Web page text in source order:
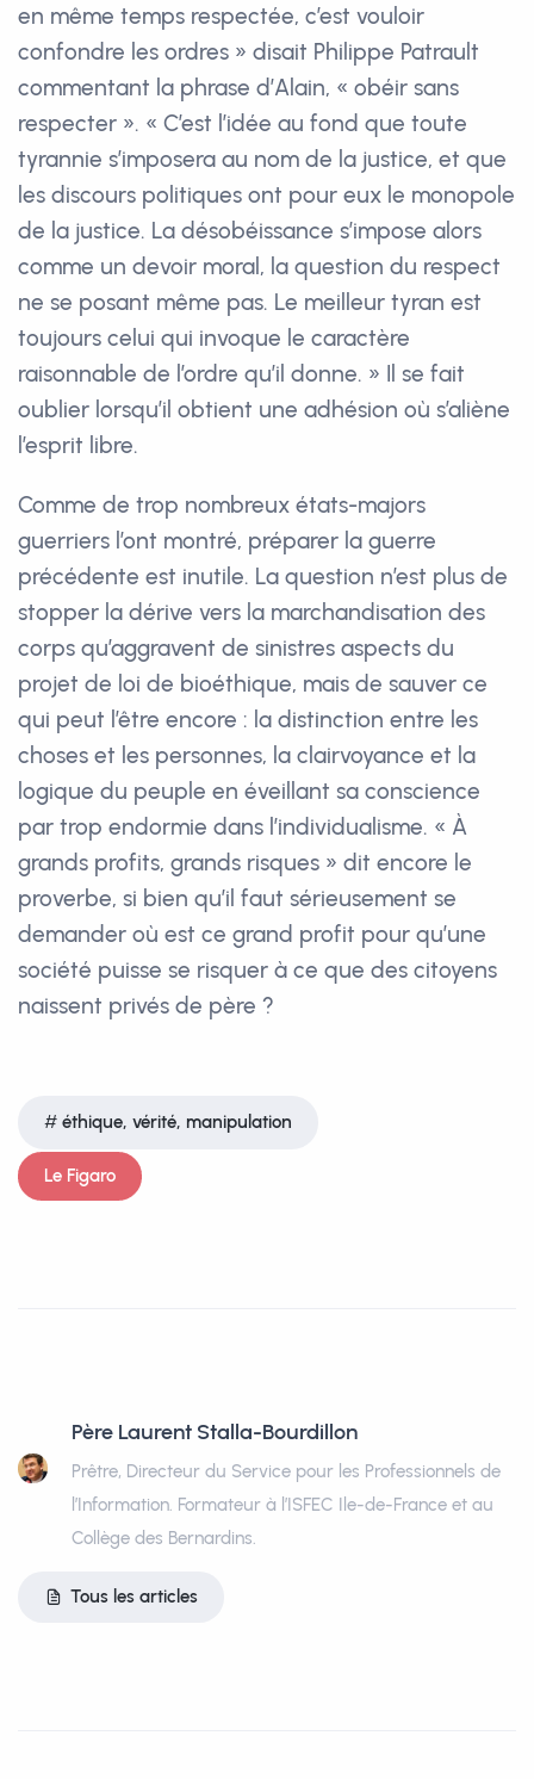
en même temps respectée, c’est vouloir
confondre les ordres » disait Philippe Patrault
commentant la phrase d’Alain, « obéir sans
respecter ». « C’est l’idée au fond que toute
tyrannie s’imposera au nom de la justice, et que
les discours politiques ont pour eux le monopole
de la justice. La désobéissance s’impose alors
comme un devoir moral, la question du respect
ne se posant même pas. Le meilleur tyran est
toujours celui qui invoque le caractère
raisonnable de l’ordre qu’il donne. » Il se fait
oublier lorsqu’il obtient une adhésion où s’aliène
l’esprit libre.
Comme de trop nombreux états-majors
guerriers l’ont montré, préparer la guerre
précédente est inutile. La question n’est plus de
stopper la dérive vers la marchandisation des
corps qu’aggravent de sinistres aspects du
projet de loi de bioéthique, mais de sauver ce
qui peut l’être encore : la distinction entre les
choses et les personnes, la clairvoyance et la
logique du peuple en éveillant sa conscience
par trop endormie dans l’individualisme. « À
grands profits, grands risques » dit encore le
proverbe, si bien qu’il faut sérieusement se
demander où est ce grand profit pour qu’une
société puisse se risquer à ce que des citoyens
naissent privés de père ?
éthique, vérité, manipulation
Le Figaro
Père Laurent Stalla-Bourdillon
Prêtre, Directeur du Service pour les Professionnels de
l’Information. Formateur à l’ISFEC Ile-de-France et au
Collège des Bernardins.
Tous les articles